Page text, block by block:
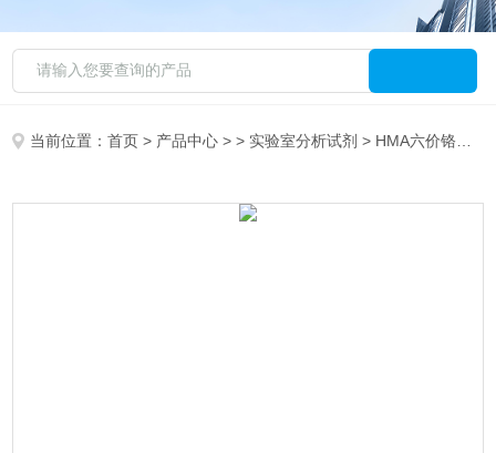
当前位置：首页 > 产品中心 > > 实验室分析试剂 > HMA六价铬试剂